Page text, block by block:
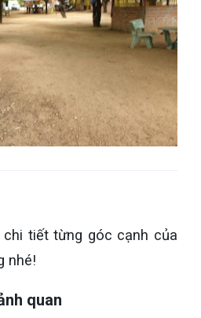
chi tiết từng góc cạnh của
nhé!
quan